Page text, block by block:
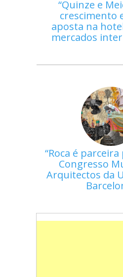
Quinze e
crescimento
aposta na
mercados
Roca é
Congresso
Arquitectos da